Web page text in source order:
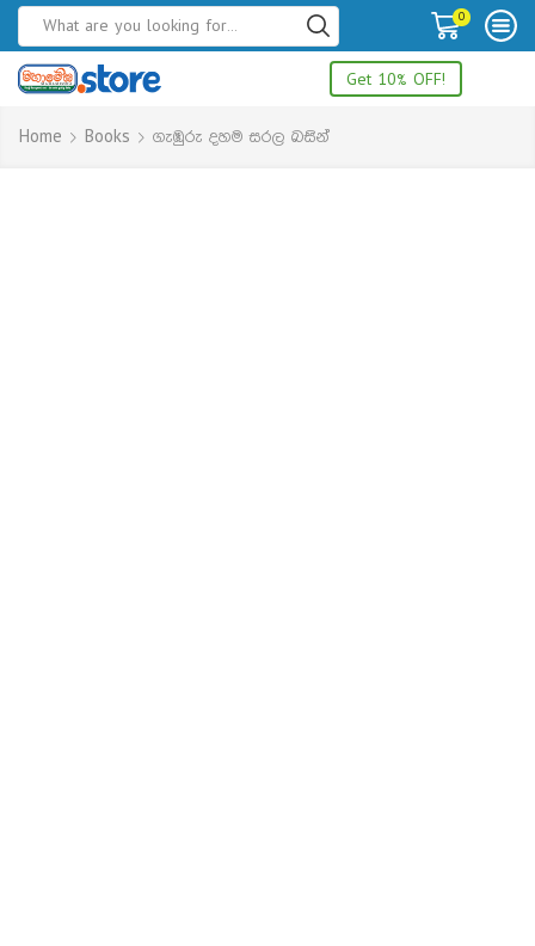
0
Get 10% OFF!
Home Books ගැඹුරු දහම සරල බසින්